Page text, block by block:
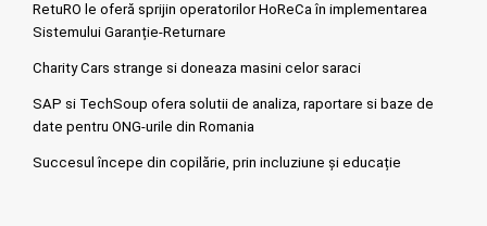
RetuRO le oferă sprijin operatorilor HoReCa în implementarea
Sistemului Garanție-Returnare
Charity Cars strange si doneaza masini celor saraci
SAP si TechSoup ofera solutii de analiza, raportare si baze de
date pentru ONG-urile din Romania
Succesul începe din copilărie, prin incluziune și educație